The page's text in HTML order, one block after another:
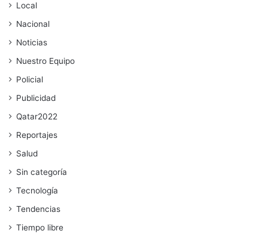
Local
Nacional
Noticias
Nuestro Equipo
Policial
Publicidad
Qatar2022
Reportajes
Salud
Sin categoría
Tecnología
Tendencias
Tiempo libre